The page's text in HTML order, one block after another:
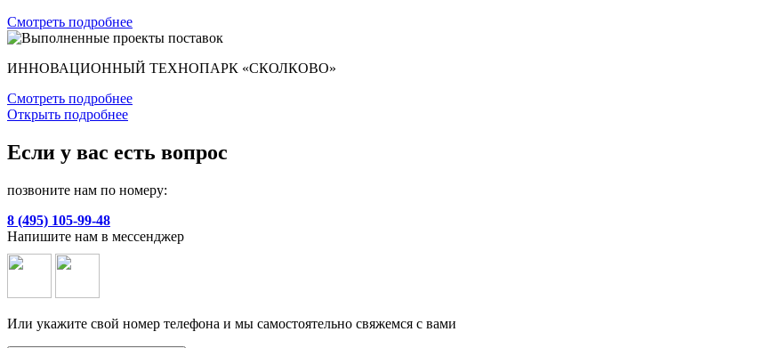
Смотреть подробнее
ИННОВАЦИОННЫЙ ТЕХНОПАРК «СКОЛКОВО»
Смотреть подробнее
Открыть подробнее
Если у вас есть вопрос
позвоните нам по номеру:
8 (495) 105-99-48
Напишите нам в мессенджер
Или укажите свой номер телефона и мы самостоятельно свяжемся с вами